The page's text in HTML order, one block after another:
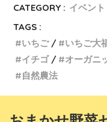
CATEGORY : イベント
TAGS :
いちご
いちご大
イチゴ
オーガニ
自然農法